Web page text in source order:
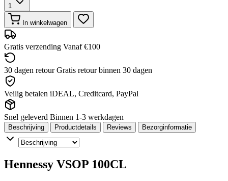
1
In winkelwagen
Gratis verzending Vanaf €100
30 dagen retour Gratis retour binnen 30 dagen
Veilig betalen iDEAL, Creditcard, PayPal
Snel geleverd Binnen 1-3 werkdagen
Beschrijving Productdetails Reviews Bezorginformatie
Hennessy VSOP 100CL